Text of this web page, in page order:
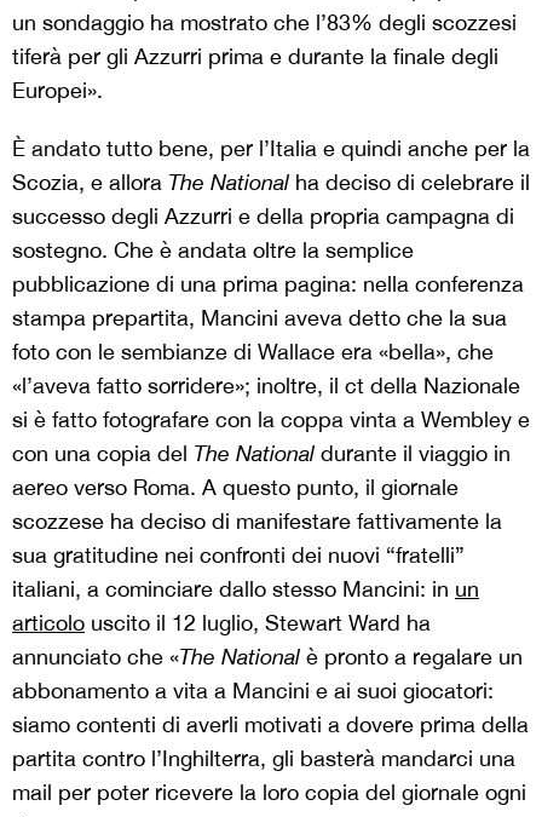
un sondaggio ha mostrato che l’83% degli scozzesi
tiferà per gli Azzurri prima e durante la finale degli
Europei».
È andato tutto bene, per l’Italia e quindi anche per la
Scozia, e allora The National ha deciso di celebrare il
successo degli Azzurri e della propria campagna di
sostegno. Che è andata oltre la semplice
pubblicazione di una prima pagina: nella conferenza
stampa prepartita, Mancini aveva detto che la sua
foto con le sembianze di Wallace era «bella», che
«l’aveva fatto sorridere»; inoltre, il ct della Nazionale
si è fatto fotografare con la coppa vinta a Wembley e
con una copia del The National durante il viaggio in
aereo verso Roma. A questo punto, il giornale
scozzese ha deciso di manifestare fattivamente la
sua gratitudine nei confronti dei nuovi “fratelli”
italiani, a cominciare dallo stesso Mancini: in un
articolo uscito il 12 luglio, Stewart Ward ha
annunciato che «The National è pronto a regalare un
abbonamento a vita a Mancini e ai suoi giocatori:
siamo contenti di averli motivati a dovere prima della
partita contro l’Inghilterra, gli basterà mandarci una
mail per poter ricevere la loro copia del giornale ogni